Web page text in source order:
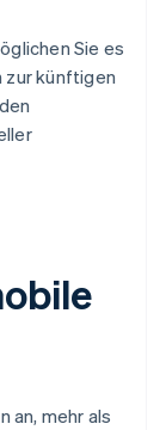
Sie es
zur künftigen
an, mehr als